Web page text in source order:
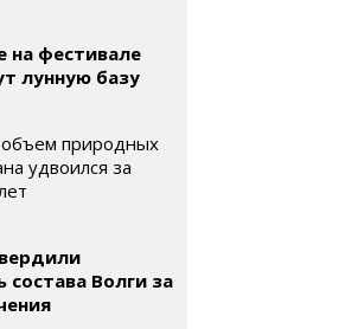
на фестивале
лунную базу
природных
удвоился за
состава Волги за